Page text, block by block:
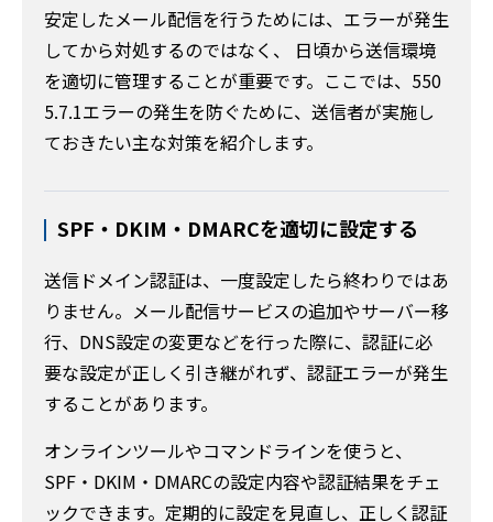
安定したメール配信を行うためには、エラーが発生
してから対処するのではなく、 日頃から送信環境
を適切に管理することが重要です。ここでは、550
5.7.1エラーの発生を防ぐために、送信者が実施し
ておきたい主な対策を紹介します。
SPF・DKIM・DMARCを適切に設定する
送信ドメイン認証は、一度設定したら終わりではあ
りません。メール配信サービスの追加やサーバー移
行、DNS設定の変更などを行った際に、認証に必
要な設定が正しく引き継がれず、認証エラーが発生
することがあります。
オンラインツールやコマンドラインを使うと、
SPF・DKIM・DMARCの設定内容や認証結果をチェ
ックできます。定期的に設定を見直し、正しく認証